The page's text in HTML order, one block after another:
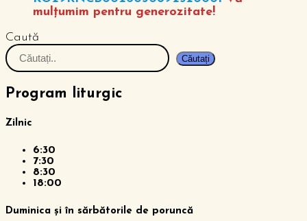
mulțumim pentru generozitate!
Caută
Căutați
Program liturgic
Zilnic
6:30
7:30
8:30
18:00
Duminica și în sărbătorile de poruncă